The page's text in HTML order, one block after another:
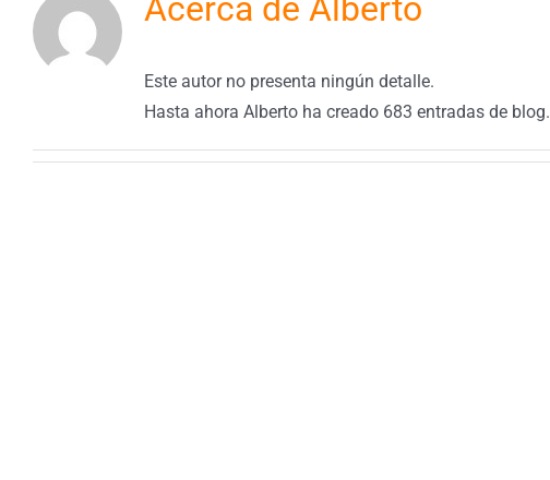
Acerca de Alberto
Este autor no presenta ningún detalle.
Hasta ahora Alberto ha creado 683 entradas de blog.